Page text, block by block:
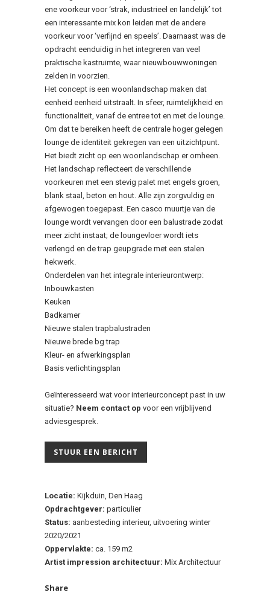
ene voorkeur voor ‘strak, industrieel en landelijk’ tot
een interessante mix kon leiden met de andere
voorkeur voor ‘verfijnd en speels’. Daarnaast was de
opdracht eenduidig in het integreren van veel
praktische kastruimte, waar nieuwbouwwoningen
zelden in voorzien.
Het concept is een woonlandschap maken dat
eenheid eenheid uitstraalt. In sfeer, ruimtelijkheid en
functionaliteit, vanaf de entree tot en met de lounge.
Om dat te bereiken heeft de centrale hoger gelegen
lounge de identiteit gekregen van een uitzichtpunt.
Het biedt zicht op een woonlandschap er omheen.
Het landschap reflecteert de verschillende
voorkeuren met een stevig palet met engels groen,
blank staal, beton en hout. Alle zijn zorgvuldig en
afgewogen toegepast. Een casco muurtje van de
lounge wordt vervangen door een balustrade zodat
meer zicht instaat; de loungevloer wordt iets
verlengd en de trap geupgrade met een stalen
hekwerk.
Onderdelen van het integrale interieurontwerp:
Inbouwkasten
Keuken
Badkamer
Nieuwe stalen trapbalustraden
Nieuwe brede bg trap
Kleur- en afwerkingsplan
Basis verlichtingsplan
Geïnteresseerd wat voor interieurconcept past in uw
situatie? Neem contact op voor een vrijblijvend
adviesgesprek.
STUUR EEN BERICHT
Locatie: Kijkduin, Den Haag
Opdrachtgever: particulier
Status: aanbesteding interieur, uitvoering winter
2020/2021
Oppervlakte: ca. 159 m2
Artist impression architectuur: Mix Architectuur
Share